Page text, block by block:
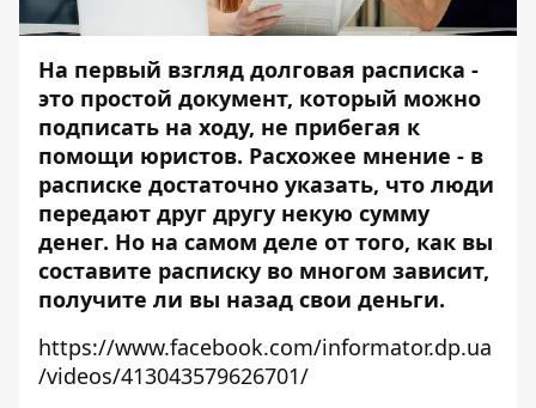
На первый взгляд долговая расписка -
это простой документ, который можно
подписать на ходу, не прибегая к
помощи юристов. Расхожее мнение - в
расписке достаточно указать, что люди
передают друг другу некую сумму
денег. Но на самом деле от того, как вы
составите расписку во многом зависит,
получите ли вы назад свои деньги.
https://www.facebook.com/informator.dp.ua
/videos/413043579626701/